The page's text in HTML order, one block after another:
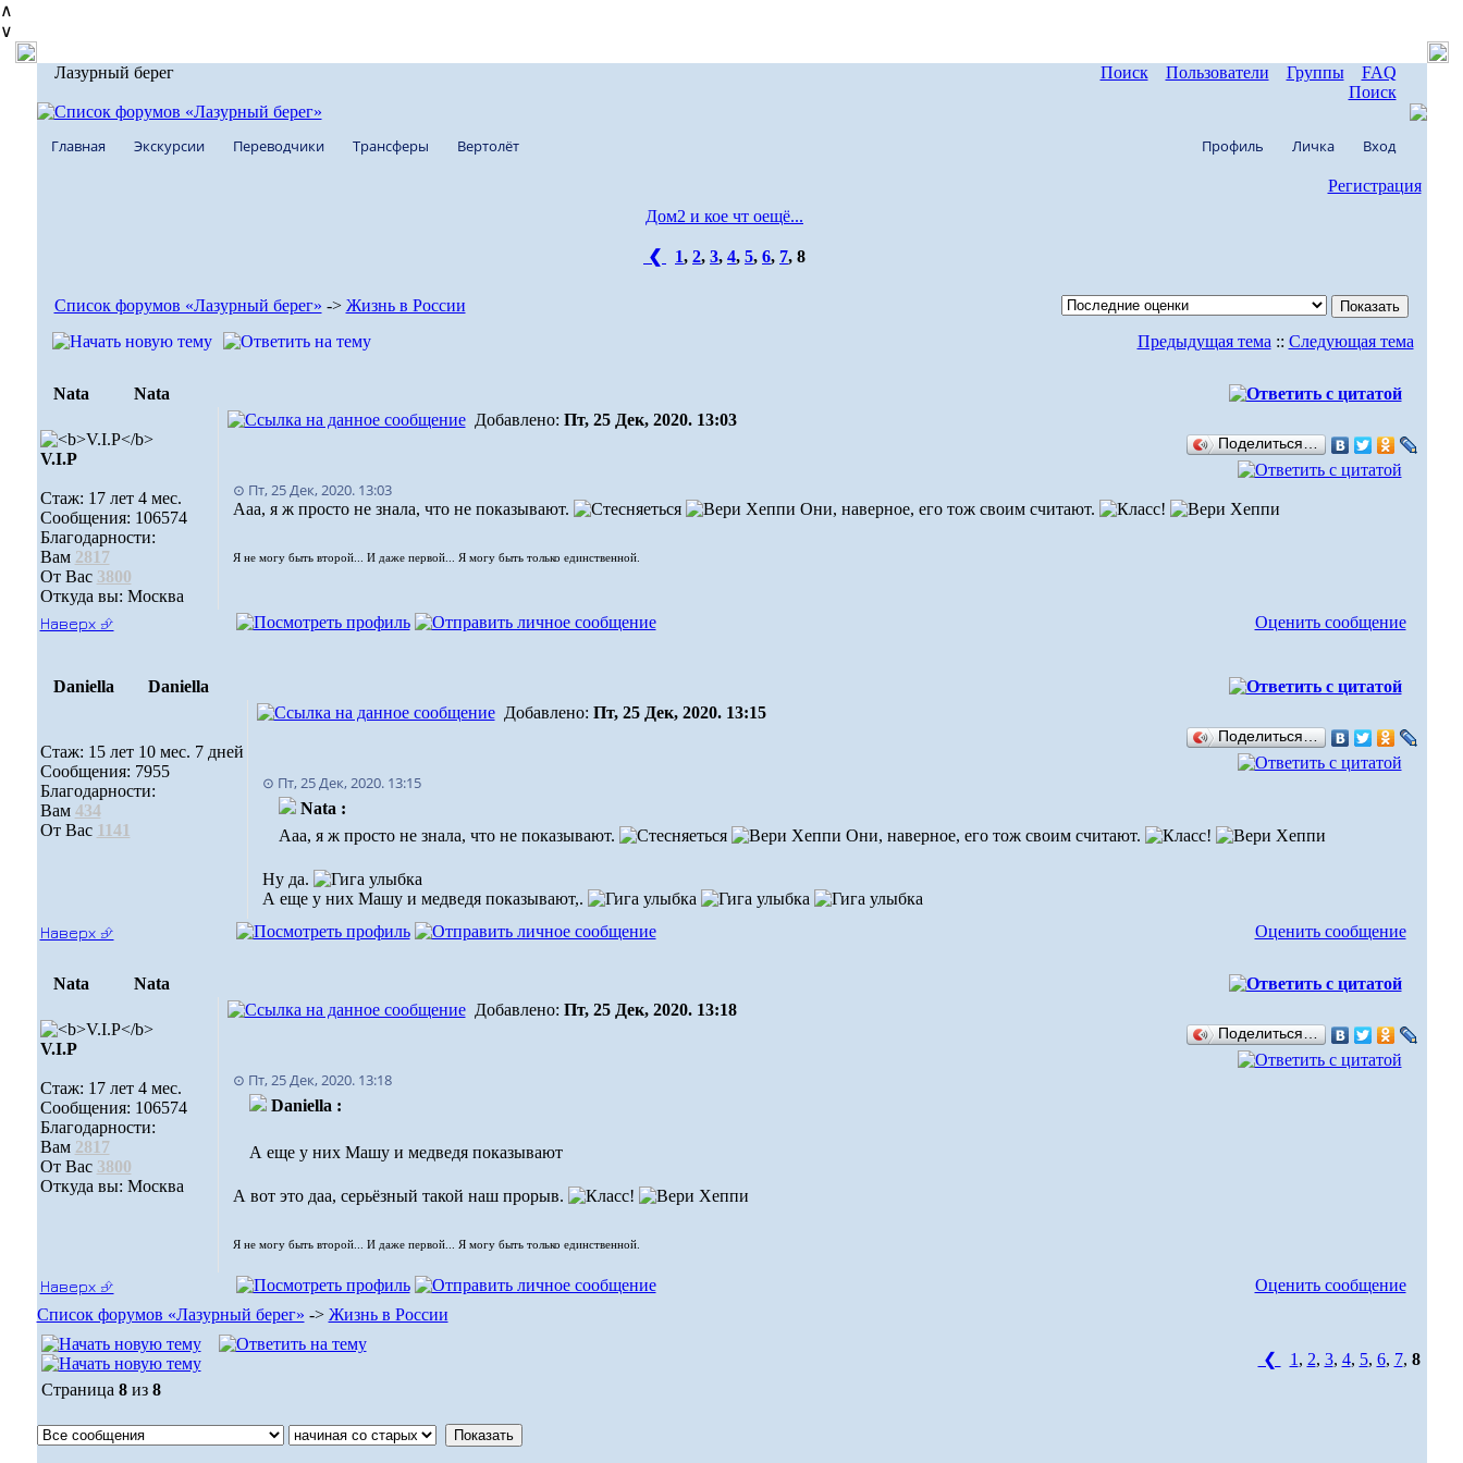
∧
∨
Лазурный берег Поиск Пользователи Группы
FAQ
Поиск
Главная Экскурсии Переводчики Трансферы Вертолёт Профиль Личка Вход
Регистрация
Дом2 и кое чт оещё...
❮ 1, 2, 3, 4, 5, 6, 7, 8
Список форумов «Лазурный берег» -> Жизнь в России
Предыдущая тема :: Следующая тема
Nata Nata
V.I.Р
Стаж: 17 лет 4 мес.
Сообщения: 106574
Благодарности:
Вам 2817
От Вас 3800
Откуда вы: Москва
Добавлено: Пт, 25 Дек, 2020. 13:03
Поделиться…
⊙ Пт, 25 Дек, 2020. 13:03
Ааа, я ж просто не знала, что не показывают. Они, наверное, его тож своим считают.
Я не могу быть второй... И даже первой... Я могу быть только единственной.
Наверх ⮵ Оценить сообщение
Daniella Daniella
Стаж: 15 лет 10 мес. 7 дней
Сообщения: 7955
Благодарности:
Вам 434
От Вас 1141
Добавлено: Пт, 25 Дек, 2020. 13:15
Поделиться…
⊙ Пт, 25 Дек, 2020. 13:15
Nata :
Ааа, я ж просто не знала, что не показывают.
Они, наверное, его тож своим считают.
Ну да.
А еще у них Машу и медведя показывают,.
Наверх ⮵
Оценить сообщение
Nata Nata
V.I.Р
Стаж: 17 лет 4 мес.
Сообщения: 106574
Благодарности:
Вам 2817
От Вас 3800
Откуда вы: Москва
Добавлено: Пт, 25 Дек, 2020. 13:18
Поделиться…
⊙ Пт, 25 Дек, 2020. 13:18
Daniella :
А еще у них Машу и медведя показывают
А вот это даа, серьёзный такой наш прорыв.
Я не могу быть второй... И даже первой... Я могу быть только единственной.
Наверх ⮵
Оценить сообщение
Список форумов «Лазурный берег» -> Жизнь в России
❮ 1 , 2, 3, 4, 5, 6, 7, 8
Страница 8из 8